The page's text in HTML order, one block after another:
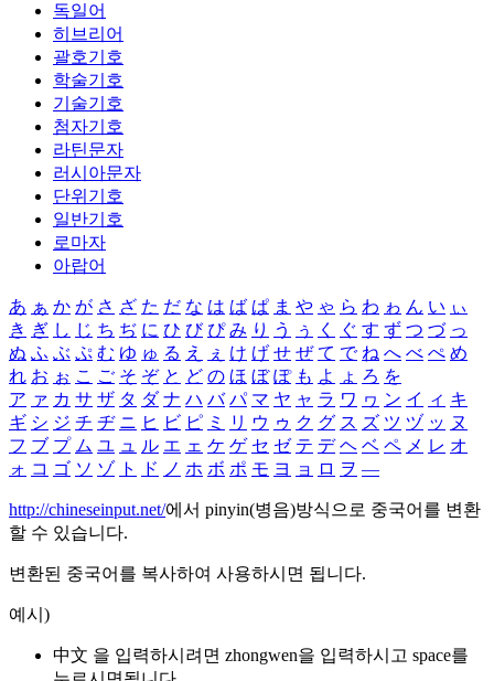
독일어
히브리어
괄호기호
학술기호
기술기호
첨자기호
라틴문자
러시아문자
단위기호
일반기호
로마자
아랍어
あ ぁ か が さ ざ た だ な は ば ぱ ま や ゃ ら わ ゎ ん い ぃ
き ぎ し じ ち ぢ に ひ び ぴ み り う ぅ く ぐ す ず つ づ っ
ぬ ふ ぶ ぷ む ゆ ゅ る え ぇ け げ せ ぜ て で ね へ べ ぺ め
れ お ぉ こ ご そ ぞ と ど の ほ ぼ ぽ も よ ょ ろ を
ア ァ カ サ ザ タ ダ ナ ハ バ パ マ ヤ ャ ラ ワ ヮ ン イ ィ キ
ギ シ ジ チ ヂ ニ ヒ ビ ピ ミ リ ウ ゥ ク グ ス ズ ツ ヅ ッ ヌ
フ ブ プ ム ユ ュ ル エ ェ ケ ゲ セ ゼ テ デ ヘ ベ ペ メ レ オ
ォ コ ゴ ソ ゾ ト ド ノ ホ ボ ポ モ ヨ ョ ロ ヲ ―
http://chineseinput.net/에서 pinyin(병음)방식으로 중국어를 변환
할 수 있습니다.
변환된 중국어를 복사하여 사용하시면 됩니다.
예시)
中文 을 입력하시려면 zhongwen을 입력하시고 space를